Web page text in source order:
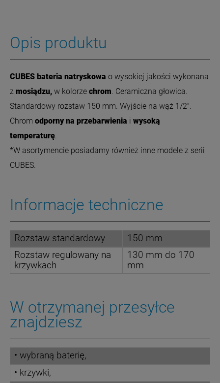
Opis produktu
CUBES bateria natryskowa o wysokiej jakości wykonana
z mosiądzu, w kolorze chrom . Ceramiczna głowica.
Standardowy rozstaw 150 mm. Wyjście na wąż 1/2".
Chrom odporny na przebarwienia i wysoką
temperaturę
*W asortymencie posiadamy również inne modele z serii
CUBES.
Informacje techniczne
Rozstaw standardowy
150 mm
Rozstaw regulowany na
krzywkach
130 mm do 170
mm
W otrzymanej przesyłce
znajdziesz
• wybraną baterię,
• krzywki,